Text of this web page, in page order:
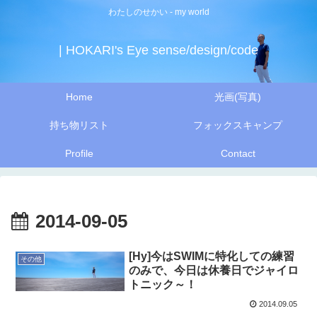
わたしのせかい - my world
| HOKARI's Eye sense/design/code
Home 光画(写真)
持ち物リスト フォックスキャンプ
Profile Contact
2014-09-05
その他
[Hy]今はSWIMに特化しての練習
のみで、今日は休養日でジャイロ
トニック～！
2014.09.05